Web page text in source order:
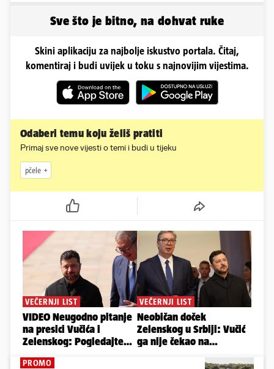
Sve što je bitno, na dohvat ruke
Skini aplikaciju za najbolje iskustvo portala. Čitaj,
komentiraj i budi uvijek u toku s najnovijim vijestima.
Odaberi temu koju želiš pratiti
Primaj sve nove vijesti o temi i budi u tijeku
pčele
PROMO